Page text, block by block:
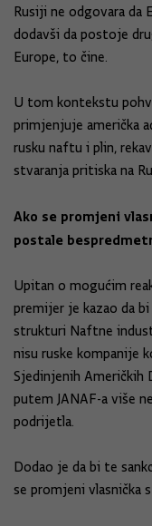
Rusiji ne odgovara da
dodavši da postoje
Europe, to čine.
U tom kontekstu
primjenjuje američka
rusku naftu i plin,
stvaranja pritiska na
Ako se promjeni
postale
Upitan o mogućim
premijer je kazao da
strukturi Naftne
nisu ruske kompanije
Sjedinjenih Američkih
putem JANAF-a više
podrijetla.
Dodao je da bi te
se promjeni vlasnička